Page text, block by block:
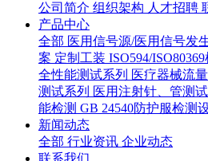
公司简介 组织架构 人才招聘
产品中心
全部 医用信号源/医用信号发
案 定制工装 ISO594/
全性能测试系列 医疗器械流
测试系列 医用注射针、管测
能检测 GB 24540防护服检测
新闻动态
全部 行业资讯 企业动态
联系我们